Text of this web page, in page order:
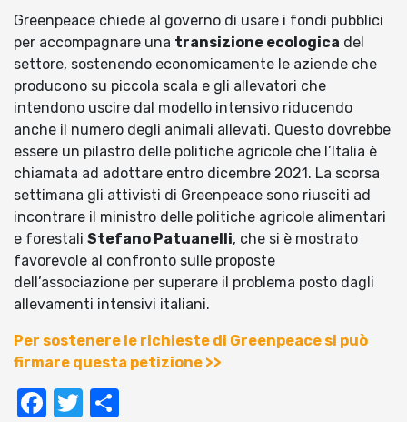
Greenpeace chiede al governo di usare i fondi pubblici
per accompagnare una transizione ecologica del
settore, sostenendo economicamente le aziende che
producono su piccola scala e gli allevatori che
intendono uscire dal modello intensivo riducendo
anche il numero degli animali allevati. Questo dovrebbe
essere un pilastro delle politiche agricole che l’Italia è
chiamata ad adottare entro dicembre 2021. La scorsa
settimana gli attivisti di Greenpeace sono riusciti ad
incontrare il ministro delle politiche agricole alimentari
e forestali Stefano Patuanelli, che si è mostrato
favorevole al confronto sulle proposte
dell’associazione per superare il problema posto dagli
allevamenti intensivi italiani.
Per sostenere le richieste di Greenpeace si può
firmare questa petizione >>
Facebook
Twitter